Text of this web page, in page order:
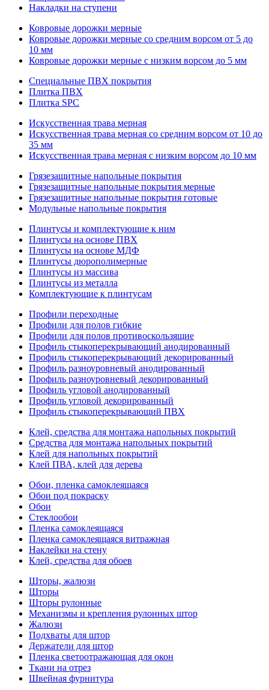
Накладки на ступени
Ковровые дорожки мерные
Ковровые дорожки мерные со средним ворсом от 5 до
10 мм
Ковровые дорожки мерные с низким ворсом до 5 мм
Специальные ПВХ покрытия
Плитка ПВХ
Плитка SPC
Искуccтвенная трава мерная
Искусственная трава мерная со средним ворсом от 10 до
35 мм
Искусственная трава мерная с низким ворсом до 10 мм
Грязезащитные напольные покрытия
Грязезащитные напольные покрытия мерные
Грязезащитные напольные покрытия готовые
Модульные напольные покрытия
Плинтусы и комплектующие к ним
Плинтусы на основе ПВХ
Плинтусы на основе МДФ
Плинтусы дюрополимерные
Плинтусы из массива
Плинтусы из металла
Комплектующие к плинтусам
Профили переходные
Профили для полов гибкие
Профили для полов противоскользящие
Профиль стыкоперекрывающий анодированный
Профиль стыкоперекрывающий декорированный
Профиль разноуровневый анодированный
Профиль разноуровневый декорированный
Профиль угловой анодированный
Профиль угловой декорированный
Профиль стыкоперекрывающий ПВХ
Клей, средства для монтажа напольных покрытий
Средства для монтажа напольных покрытий
Клей для напольных покрытий
Клей ПВА, клей для дерева
Обои, пленка самоклеящаяся
Обои под покраску
Обои
Стеклообои
Пленка самоклеящаяся
Пленка самоклеящаяся витражная
Наклейки на стену
Клей, средства для обоев
Шторы, жалюзи
Шторы
Шторы рулонные
Механизмы и крепления рулонных штор
Жалюзи
Подхваты для штор
Держатели для штор
Пленка светоотражающая для окон
Ткани на отрез
Швейная фурнитура